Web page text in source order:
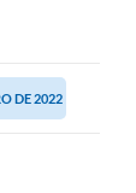
DE 2022